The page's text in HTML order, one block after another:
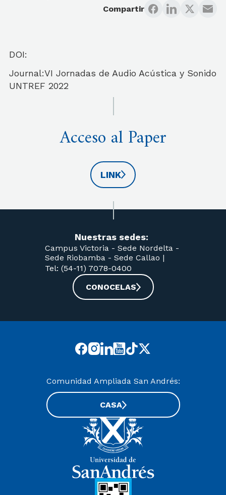
Compartir
DOI:
Journal:VI Jornadas de Audio Acústica y Sonido
UNTREF 2022
Acceso al Paper
LINK
Nuestras sedes:
Campus Victoria - Sede Nordelta -
Sede Riobamba - Sede Callao |
Tel: (54-11) 7078-0400
CONOCELAS
Comunidad Ampliada San Andrés:
CASA